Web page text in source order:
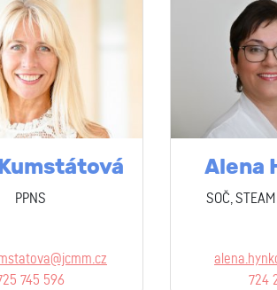
PPNS
745 596
Alena
SOČ,
724